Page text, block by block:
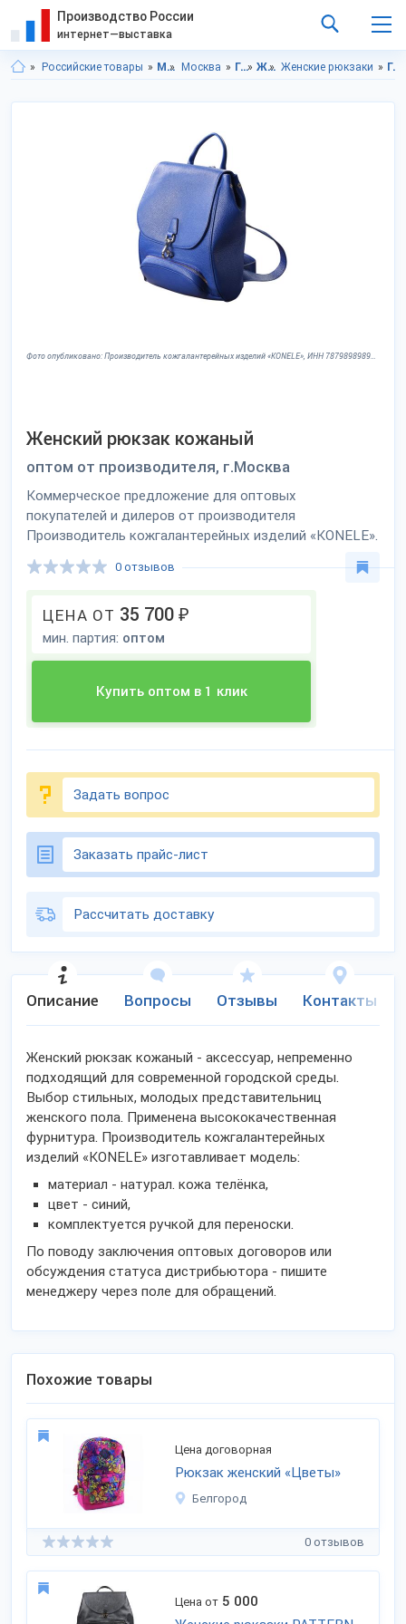
Производство России
интернет—выставка
Российские товары Московская область Москва Галантерея Женские сумки Женские рюкзаки Галантерея в Московской области
Фото опубликовано: Производитель кожгалантерейных изделий «KONELE», ИНН 78798989898, konele.com ©
Женский рюкзак кожаный
оптом от производителя, г.Москва
Коммерческое предложение для оптовых
покупателей и дилеров от производителя
Производитель кожгалантерейных изделий «KONELE».
ЦЕНА ОТ 35 700 ₽
мин. партия: оптом
Купить оптом в 1 клик
0 отзывов
Задать вопрос
Заказать прайс-лист
Рассчитать доставку
Описание Вопросы Отзывы Контакты
Женский рюкзак кожаный - аксессуар, непременно
подходящий для современной городской среды.
Выбор стильных, молодых представительниц
женского пола. Применена высококачественная
фурнитура. Производитель кожгалантерейных
изделий «KONELE» изготавливает модель:
материал - натурал. кожа телёнка,
цвет - синий,
комплектуется ручкой для переноски.
По поводу заключения оптовых договоров или
обсуждения статуса дистрибьютора - пишите
менеджеру через поле для обращений.
Похожие товары
Цена договорная
Рюкзак женский «Цветы»
Белгород
0 отзывов
Цена от 5 000